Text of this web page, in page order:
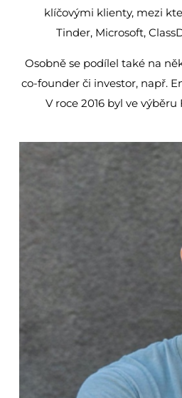
klíčovými klienty, mezi
Tinder, Microsoft,
Osobně se podílel také na
co-founder či investor, např.
V roce 2016 byl ve výběru